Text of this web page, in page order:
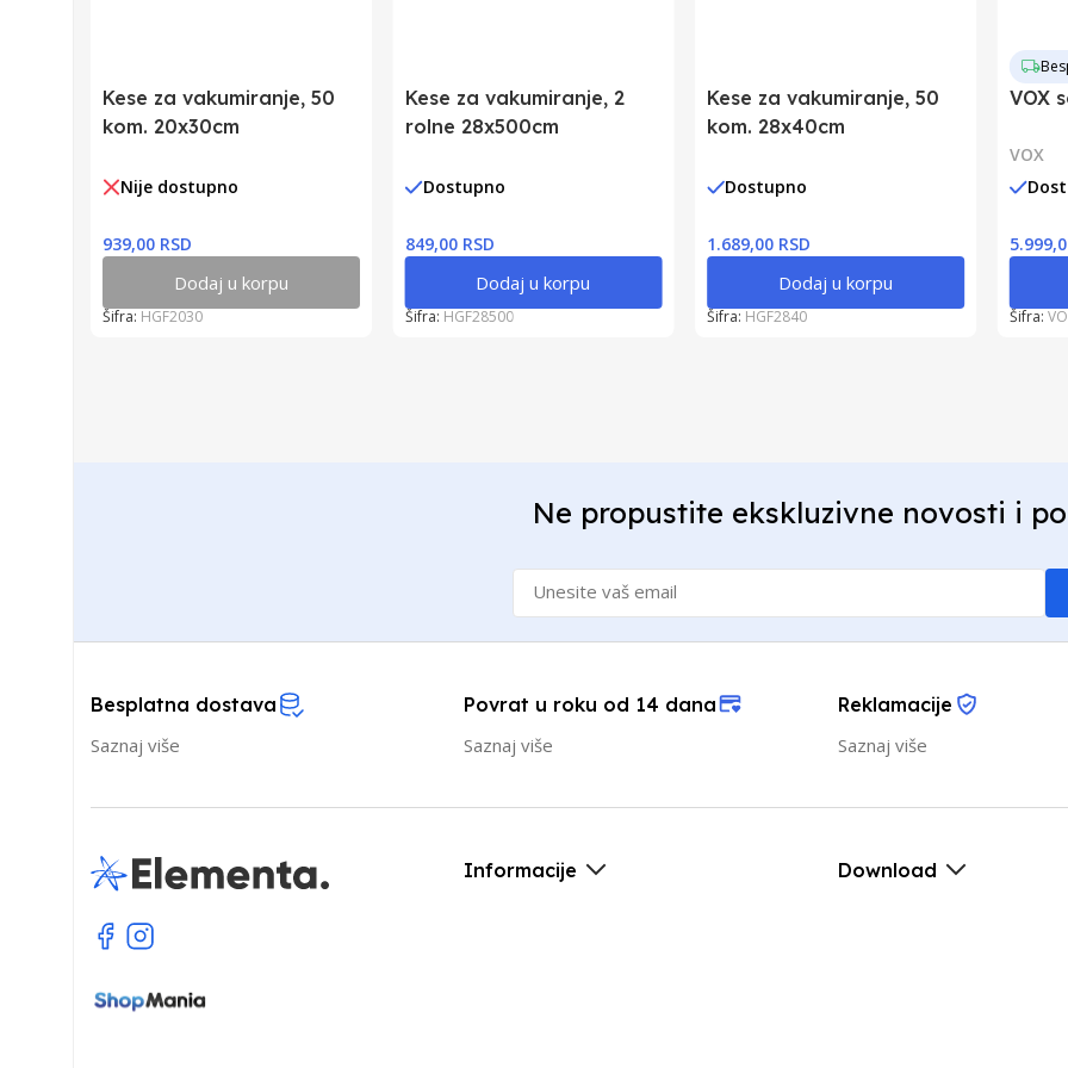
Kese za vakumiranje, 50
kom. 20x30cm
Nije dostupno
939,00 RSD
Dodaj u korpu
Šifra: HGF2030
Kese za vakumiranje, 2
rolne 28x500cm
Dostupno
849,00 RSD
Dodaj u korpu
Šifra: HGF28500
Kese za vakumiranje, 50
kom. 28x40cm
Dostupno
1.689,00 RSD
Dodaj u korpu
Šifra: HGF2840
VOX
VOX
Šifra:
Ne propustite ekskluzivne novosti i
Besplatna dostava
Saznaj više
Povrat u roku od 14 dana
Saznaj više
Reklamacije
Saznaj više
Informacije Download